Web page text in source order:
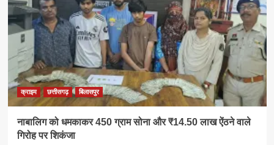
क्राइम छत्तीसगढ़ बिलासपुर
नाबालिग को धमकाकर 450 ग्राम सोना और ₹14.50 लाख ऐंठने वाले
गिरोह पर शिकंजा